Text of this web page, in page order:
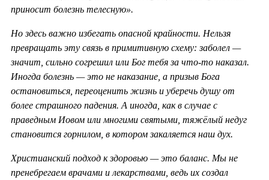
приносит болезнь телесную».
Но здесь важно избегать опасной крайности. Нельзя
превращать эту связь в примитивную схему: заболел —
значит, сильно согрешил или Бог тебя за что-то наказал.
Иногда болезнь — это не наказание, а призыв Бога
остановиться, переоценить жизнь и уберечь душу от
более страшного падения. А иногда, как в случае с
праведным Иовом или многими святыми, тяжёлый недуг
становится горнилом, в котором закаляется наш дух.
Христианский подход к здоровью — это баланс. Мы не
пренебрегаем врачами и лекарствами, ведь их создал